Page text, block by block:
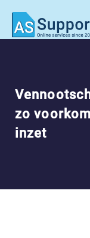
zo
inzet